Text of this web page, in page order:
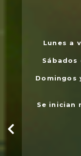
Lunes a
Sábados
Domingos
Se inician